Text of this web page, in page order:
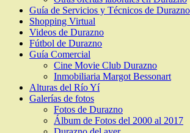
Guía de Servicios y Técnicos de Durazno
Shopping Virtual
Videos de Durazno
Fútbol de Durazno
Guía Comercial
Cine Movie Club Durazno
Inmobiliaria Margot Bessonart
Alturas del Río Yí
Galerías de fotos
Fotos de Durazno
Álbum de Fotos del 2000 al 2017